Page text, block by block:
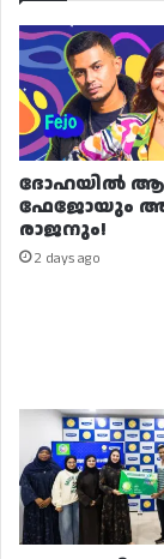
ദോഹയിൽ
ഫേജോയും
രാജനും!
2 days ago